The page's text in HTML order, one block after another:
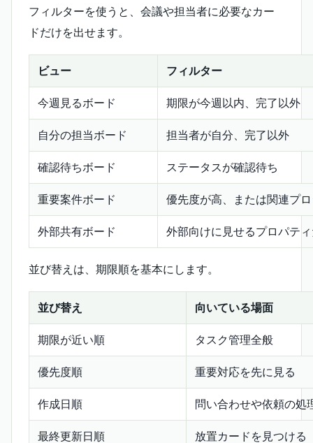
フィルターを使うと、会議や担当者に必要なカー
ドだけを出せます。
ビュー フィルター
今週見るボード 期限が今週以内、完了以外
自分の担当ボード 担当者が自分、完了以外
確認待ちボード ステータスが確認待ち
重要案件ボード 優先度が高、または関連プ
外部共有ボード 外部向けに見せるプロパテ
並び替えは、期限順を基本にします。
並び替え 向いている場面
期限が近い順 タスク管理全般
優先度順 重要対応を先に見る
作成日順 問い合わせや依頼の処
最終更新日順 放置カードを見つける